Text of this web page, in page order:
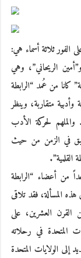
ثلاثة أسماء هي:
الريحاني”، وهي
كانا من عُمد “الرابطة
متقاربة، وينظر
والملهم لحركة الأدب
في الزمن من حيث
القلمية”.
من أعضاء “الرابطة
المسألة، فقد تلاقى
القرن العشرين، على
المتحدة في رحلاته
إلى الولايات المتحدة